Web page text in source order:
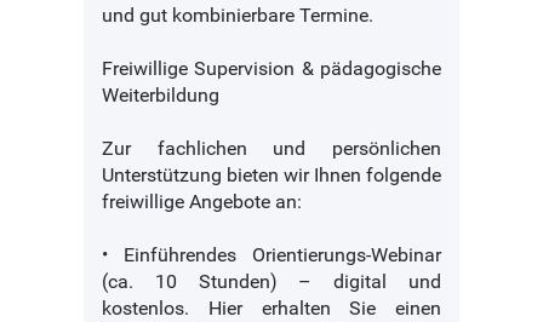
und gut kombinierbare Termine.
Freiwillige Supervision & pädagogische
Weiterbildung
Zur fachlichen und persönlichen
Unterstützung bieten wir Ihnen folgende
freiwillige Angebote an:
• Einführendes Orientierungs-Webinar
(ca. 10 Stunden) – digital und
kostenlos. Hier erhalten Sie einen